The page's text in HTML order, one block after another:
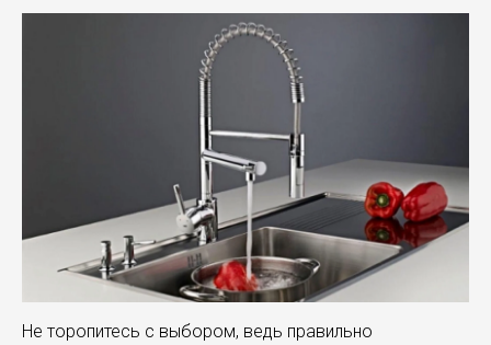
Не торопитесь с выбором, ведь правильно